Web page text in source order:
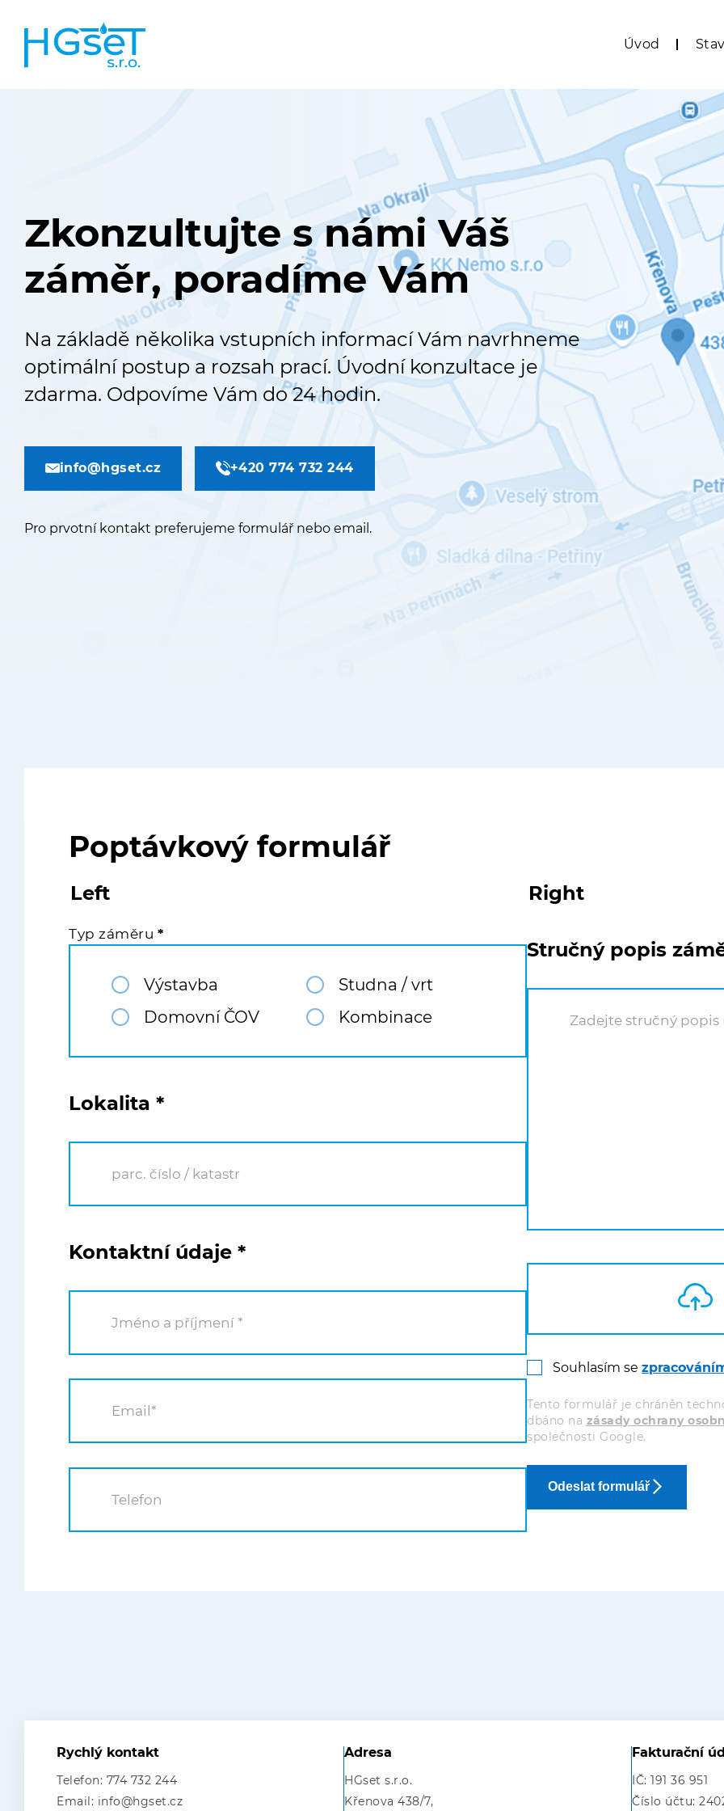
Úvod
Zkonzultujte s námi Váš
záměr, poradíme Vám
Na základě několika vstupních informací Vám navrhneme
optimální postup a rozsah prací. Úvodní konzultace je
zdarma. Odpovíme Vám do 24 hodin.
info@hgset.cz +420 774 732 244
Pro prvotní kontakt preferujeme formulář nebo email.
Poptávkový formulář
Left
Typ záměru *
Výstavba
Studna / vrt
Domovní ČOV
Kombinace
Lokalita *
Kontaktní údaje *
Right
Stručný popis
Souhlasím se
Tento formulář je chráněn
dbáno na zásady ochrany
společnosti Google.
Odeslat formulář
Rychlý kontakt
Telefon: 774 732 244
Email: info@hgset.cz
Adresa
HGset s.r.o.
Křenova 438/7,
Fakturační
IČ: 191 36 951
Číslo účtu: